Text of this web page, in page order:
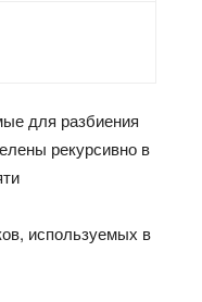
для разбиения
рекурсивно в
используемых в